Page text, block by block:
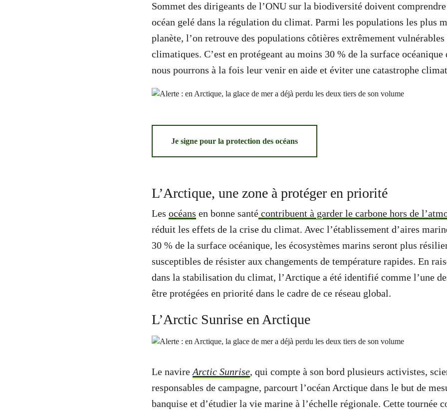
Sommet des dirigeants de l’ONU sur la biodiversité doivent
océan gelé dans la régulation du climat. Parmi les populations les plus
planète, l’on retrouve des populations côtières extrêmement vulnérables
climatiques. C’est en protégeant au moins 30 % de la surface océanique
nous pourrons à la fois leur venir en aide et éviter une catastrophe
Je signe pour la protection des océans
L’Arctique, une zone à protéger en priorité
Les océans en bonne santé contribuent à garder le carbone hors de
réduit les effets de la crise du climat. Avec l’établissement d’aires
30 % de la surface océanique, les écosystèmes marins seront plus
susceptibles de résister aux changements de température rapides. En
dans la stabilisation du climat, l’Arctique a été identifié comme l’une
être protégées en priorité dans le cadre de ce réseau global.
L’Arctic Sunrise en Arctique
Le navire Arctic Sunrise, qui compte à son bord plusieurs activistes,
responsables de campagne, parcourt l’océan Arctique dans le but de
banquise et d’étudier la vie marine à l’échelle régionale. Cette tournée